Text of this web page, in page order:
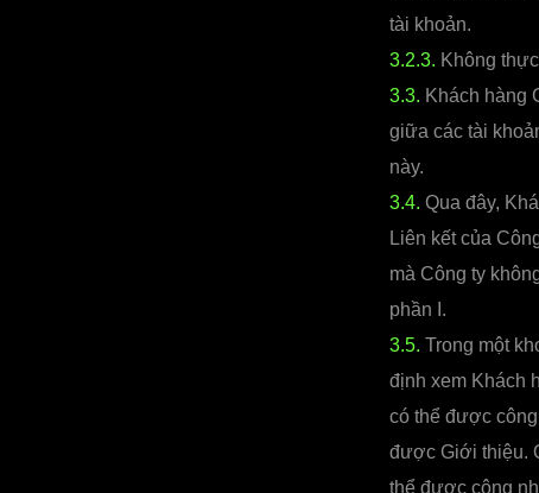
tài khoản.
3.2.3. Không
3.3. Khách hàng
giữa các tài
này.
3.4. Qua đây,
Liên kết của
mà Công ty
phần I.
3.5. Trong một
định xem Khách
có thể được
được Giới thiệu.
thể được công